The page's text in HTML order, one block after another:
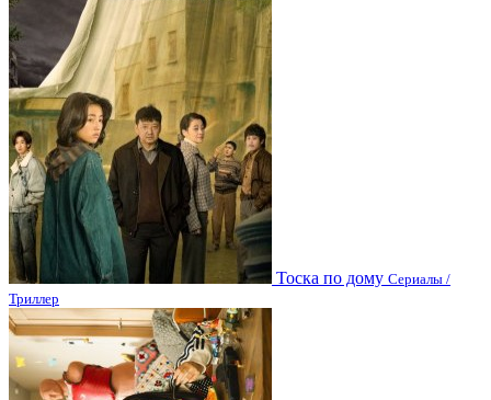
Тоска по дому Сериалы /
Триллер